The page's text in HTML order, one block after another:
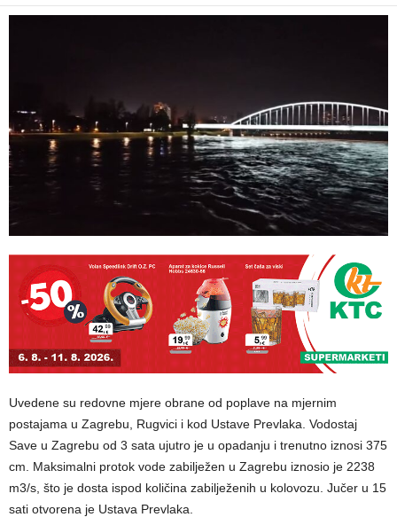
Uvedene su redovne mjere obrane od poplave na mjernim
postajama u Zagrebu, Rugvici i kod Ustave Prevlaka. Vodostaj
Save u Zagrebu od 3 sata ujutro je u opadanju i trenutno iznosi 375
cm. Maksimalni protok vode zabilježen u Zagrebu iznosio je 2238
m3/s, što je dosta ispod količina zabilježenih u kolovozu. Jučer u 15
sati otvorena je Ustava Prevlaka.